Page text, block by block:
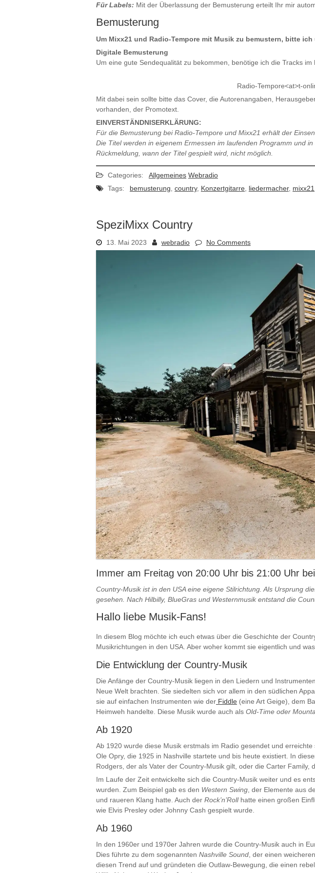
Für Labels: Mit der Überlassung der Bemusterung erteilt Ihr mir
Bemusterung
Um Mixx21 und Radio-Tempore mit Musik zu bemustern, bitte
Digitale Bemusterung
Um eine gute Sendequalität zu bekommen, benötige ich die Tracks
Radio-Tempore<at>t-
Mit dabei sein sollte bitte das Cover, die Autorenangaben,
vorhanden, der Promotext.
EINVERSTÄNDNISERKLÄRUNG:
Für die Bemusterung bei Radio-Tempore und Mixx21 erhält der
Die Titel werden in eigenem Ermessen im laufenden Programm und
Rückmeldung, wann der Titel gespielt wird, nicht möglich.
Categories: Allgemeines Webradio
Tags:
bemusterung country, Konzertgitarre liedermacher, mixx21
SpeziMixx Country
13. Mai 2023 webradio No Comments
Immer am Freitag von 20:00 Uhr bis 21:00 Uhr
Country-Musik ist in den USA eine eigene Stilrichtung. Als Ursprung
gesehen. Nach Hilbilly, BlueGras und Westernmusik entstand die
Hallo liebe Musik-Fans!
In diesem Blog möchte ich euch etwas über die Geschichte der
Musikrichtungen in den USA. Aber woher kommt sie eigentlich und
Die Entwicklung der Country-Musik
Die Anfänge der Country-Musik liegen in den Liedern und
Neue Welt brachten. Sie siedelten sich vor allem in den südlichen
sie auf einfachen Instrumenten wie der Fiddle (eine Art Geige), dem
Heimweh handelte. Diese Musik wurde auch als Old-Time oder
Ab 1920
Ab 1920 wurde diese Musik erstmals im Radio gesendet und
Ole Opry, die 1925 in Nashville startete und bis heute existiert. In
Rodgers, der als Vater der Country-Musik gilt, oder die Carter Family,
Im Laufe der Zeit entwickelte sich die Country-Musik weiter und es
wurden. Zum Beispiel gab es den Western Swing, der Elemente aus
und raueren Klang hatte. Auch der Rock’n’Rollhatte einen großen
wie Elvis Presley oder Johnny Cash gespielt wurde.
Ab 1960
In den 1960er und 1970er Jahren wurde die Country-Musik auch in
Dies führte zu dem sogenannten Nashville Sound, der einen
diesen Trend auf und gründeten die Outlaw-Bewegung, die einen